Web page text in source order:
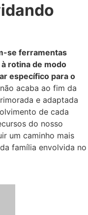
se ferramentas
rotina de modo
específico para o
acaba ao fim da
e adaptada
de cada
do nosso
um caminho mais
família envolvida no